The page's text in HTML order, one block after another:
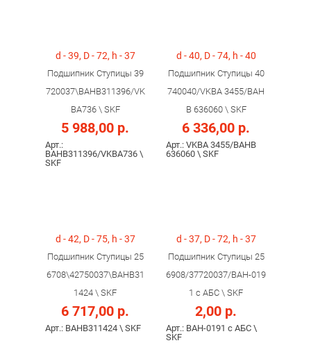
d - 39, D - 72, h - 37
Подшипник Ступицы 39
720037\BAHB311396/VK
BA736 \ SKF
5 988,00 р.
Арт.:
BAHB311396/VKBA736 \
SKF
d - 40, D - 74, h - 40
Подшипник Ступицы 40
740040/VKBА 3455/BAH
B 636060 \ SKF
6 336,00 р.
Арт.: VKBА 3455/BAHB
636060 \ SKF
d - 42, D - 75, h - 37
Подшипник Ступицы 25
6708\42750037\BAHB31
1424 \ SKF
6 717,00 р.
Арт.: BAHB311424 \ SKF
d - 37, D - 72, h - 37
Подшипник Ступицы 25
6908/37720037/BAH-019
1 c АБС \ SKF
2,00 р.
Арт.: BAH-0191 c АБС \
SKF